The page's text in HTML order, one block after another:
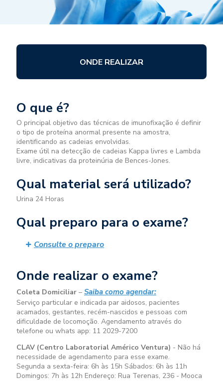
ONDE REALIZAR
O que é?
O principal objetivo das técnicas de imunofixação é definir
o tipo de proteína anormal presente na amostra,
identificando as cadeias envolvidas.
Exame útil na detecção de cadeias Kappa livres e Lambda
livre, indicativas da proteinúria de Bences-Jones.
Qual material será utilizado?
Urina 24 Horas
Qual preparo para o exame?
Consulte o preparo
Onde realizar o exame?
Coleta Domiciliar – Saiba como agendar:
Serviço particular e indicada par aidosos, pacientes
acamados, gestantes, recém-nascidos e pessoas com
dificuldade de locomoção. Agendamento através do
telefone ou whats app: 11 2029-7200
CLAV (Centro Laboratorial Américo Ventura) - Não há
necessidade de agendamento para esse exame.
Segunda a sexta-feira: 6h às 15h Sábados: 6h às 11h
Domingos: 7h às 12h Endereço: Rua Terenas, 236 - Mooca